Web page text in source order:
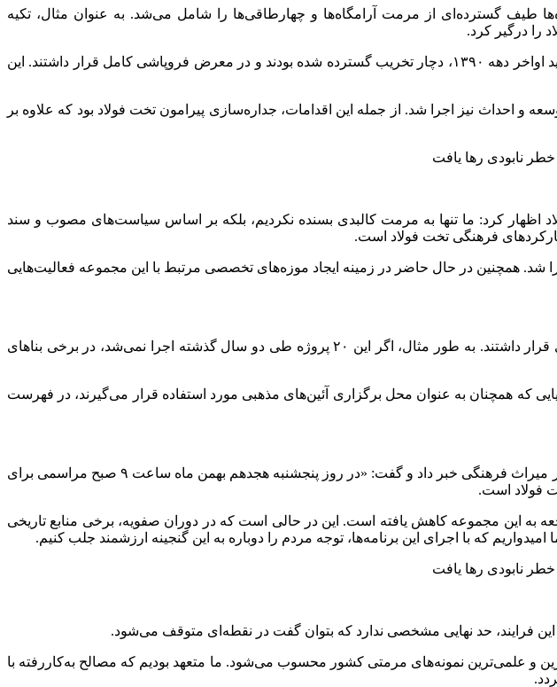
طیف گسترده‌ای از مرمت آرامگاه‌ها و چهارطاقی‌ها را شامل می‌شد. به عنوان مثال، تکیه
را درگیر کرد.
وی ادامه داد: در این میان، برخی بناها مانند تکیه کازرونی که دارای تزئینات نفیس بود، به دلیل بارندگی‌های شدید اواخر دهه ۱۳۹۰، دچار تخریب گسترده شده بودند و در معرض فروپاشی کامل قرار داشتند. این
احداث نیز اجرا شد. از جمله این اقدامات، جداره‌سازی پیرامون تخت فولاد بود که علاوه بر
اظهار کرد: ما تنها به مرمت کالبدی بسنده نکردیم، بلکه بر اساس سیاست‌های مصوب و سند
فرهنگی تخت فولاد است.
شد. همچنین در حال حاضر در زمینه ایجاد موزه‌های تخصصی مرتبط با این مجموعه فعالیت‌هایی
درباره معیارهای انتخاب بناهای مرمتی گفت: اولویت نخست، بناهایی بود که در معرض خطر جدی قرار داشتند. به طور مثال، اگر این ۲۰ پروژه طی دو سال گذشته اجرا نمی‌شد، در برخی بناهای
که همچنان به عنوان محل برگزاری آئین‌های مذهبی مورد استفاده قرار می‌گیرند، در فهرست
مدیرعامل سازمان نوسازی و بهسازی شهر اصفهان از برگزاری مراسم افتتاح رسمی این پروژه‌ها با حضور وزیر میراث فرهنگی خبر داد و گفت: «در روز پنجشنبه هجدهم بهمن ماه ساعت ۹ صبح مراسمی برای
به این مجموعه کاهش یافته است. این در حالی است که در دوران صفویه، برخی منابع تاریخی
که با اجرای این برنامه‌ها، توجه مردم را دوباره به این گنجینه ارزشمند جلب کنیم.
فرایند، حد نهایی مشخصی ندارد که بتوان گفت در نقطه‌ای متوقف می‌شود.
و علمی‌ترین نمونه‌های مرمتی کشور محسوب می‌شود. ما متعهد بودیم که مصالح به‌کاررفته با